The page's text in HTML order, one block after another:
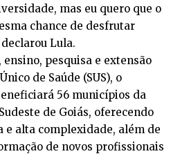
mas eu quero que o
chance de desfrutar
Lula.
ensino, pesquisa e extensão
de Saúde (SUS), o
56 municípios da
de Goiás, oferecendo
e alta complexidade, além de
de novos profissionais